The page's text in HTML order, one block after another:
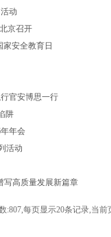
动
京召开
家安全教育日
官安博思一行
阱
年会
活动
写高质量发展新篇章
:807,每页显示20条记录,当前